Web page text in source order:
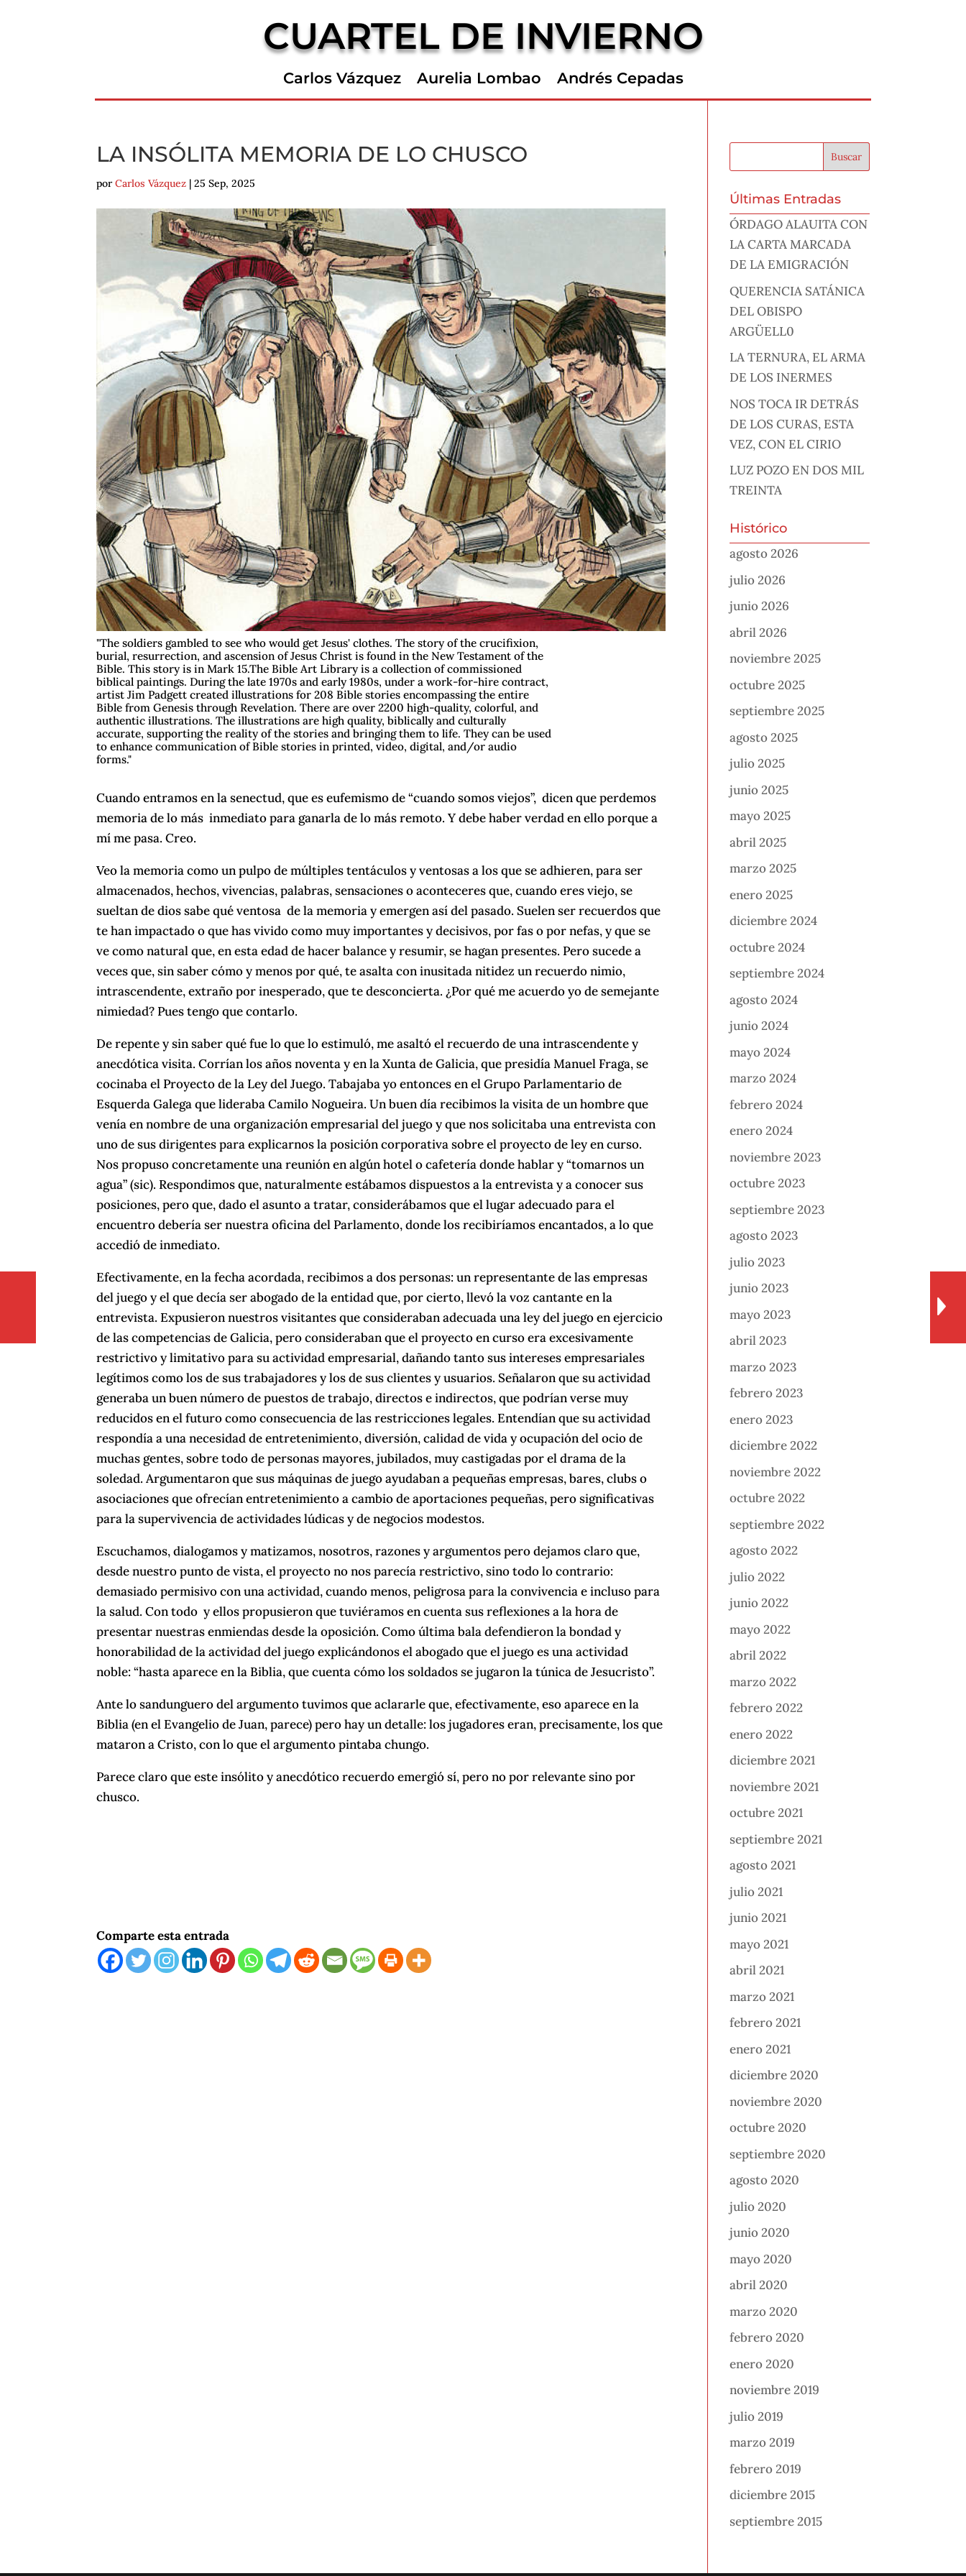
CUARTEL DE INVIERNO
Carlos Vázquez Aurelia Lombao Andrés Cepadas
LA INSÓLITA MEMORIA DE LO CHUSCO
porCarlos Vázquez |25 Sep, 2025
"The soldiers gambled to see who would get Jesus' clothes. The story of the crucifixion,
burial, resurrection, and ascension of Jesus Christ is found in the New Testament of the
Bible. This story is in Mark 15.The Bible Art Library is a collection of commissioned
biblical paintings. During the late 1970s and early 1980s, under a work-for-hire contract,
artist Jim Padgett created illustrations for 208 Bible stories encompassing the entire
Bible from Genesis through Revelation. There are over 2200 high-quality, colorful, and
authentic illustrations. The illustrations are high quality, biblically and culturally
accurate, supporting the reality of the stories and bringing them to life. They can be used
to enhance communication of Bible stories in printed, video, digital, and/or audio
forms."
Cuando entramos en la senectud, que es eufemismo de “cuando somos viejos”, dicen que perdemos
memoria de lo más inmediato para ganarla de lo más remoto. Y debe haber verdad en ello porque a
mí me pasa. Creo.
Veo la memoria como un pulpo de múltiples tentáculos y ventosas a los que se adhieren, para ser
almacenados, hechos, vivencias, palabras, sensaciones o aconteceres que, cuando eres viejo, se
sueltan de dios sabe qué ventosa de la memoria y emergen así del pasado. Suelen ser recuerdos que
te han impactado o que has vivido como muy importantes y decisivos, por fas o por nefas, y que se
ve como natural que, en esta edad de hacer balance y resumir, se hagan presentes. Pero sucede a
veces que, sin saber cómo y menos por qué, te asalta con inusitada nitidez un recuerdo nimio,
intrascendente, extraño por inesperado, que te desconcierta. ¿Por qué me acuerdo yo de semejante
nimiedad? Pues tengo que contarlo.
De repente y sin saber qué fue lo que lo estimuló, me asaltó el recuerdo de una intrascendente y
anecdótica visita. Corrían los años noventa y en la Xunta de Galicia, que presidía Manuel Fraga, se
cocinaba el Proyecto de la Ley del Juego. Tabajaba yo entonces en el Grupo Parlamentario de
Esquerda Galega que lideraba Camilo Nogueira. Un buen día recibimos la visita de un hombre que
venía en nombre de una organización empresarial del juego y que nos solicitaba una entrevista con
uno de sus dirigentes para explicarnos la posición corporativa sobre el proyecto de ley en curso.
Nos propuso concretamente una reunión en algún hotel o cafetería donde hablar y “tomarnos un
agua” (sic). Respondimos que, naturalmente estábamos dispuestos a la entrevista y a conocer sus
posiciones, pero que, dado el asunto a tratar, considerábamos que el lugar adecuado para el
encuentro debería ser nuestra oficina del Parlamento, donde los recibiríamos encantados, a lo que
accedió de inmediato.
Efectivamente, en la fecha acordada, recibimos a dos personas: un representante de las empresas
del juego y el que decía ser abogado de la entidad que, por cierto, llevó la voz cantante en la
entrevista. Expusieron nuestros visitantes que consideraban adecuada una ley del juego en ejercicio
de las competencias de Galicia, pero consideraban que el proyecto en curso era excesivamente
restrictivo y limitativo para su actividad empresarial, dañando tanto sus intereses empresariales
legítimos como los de sus trabajadores y los de sus clientes y usuarios. Señalaron que su actividad
generaba un buen número de puestos de trabajo, directos e indirectos, que podrían verse muy
reducidos en el futuro como consecuencia de las restricciones legales. Entendían que su actividad
respondía a una necesidad de entretenimiento, diversión, calidad de vida y ocupación del ocio de
muchas gentes, sobre todo de personas mayores, jubilados, muy castigadas por el drama de la
soledad. Argumentaron que sus máquinas de juego ayudaban a pequeñas empresas, bares, clubs o
asociaciones que ofrecían entretenimiento a cambio de aportaciones pequeñas, pero significativas
para la supervivencia de actividades lúdicas y de negocios modestos.
Escuchamos, dialogamos y matizamos, nosotros, razones y argumentos pero dejamos claro que,
desde nuestro punto de vista, el proyecto no nos parecía restrictivo, sino todo lo contrario:
demasiado permisivo con una actividad, cuando menos, peligrosa para la convivencia e incluso para
la salud. Con todo y ellos propusieron que tuviéramos en cuenta sus reflexiones a la hora de
presentar nuestras enmiendas desde la oposición. Como última bala defendieron la bondad y
honorabilidad de la actividad del juego explicándonos el abogado que el juego es una actividad
noble: “hasta aparece en la Biblia, que cuenta cómo los soldados se jugaron la túnica de Jesucristo”.
Ante lo sandunguero del argumento tuvimos que aclararle que, efectivamente, eso aparece en la
Biblia (en el Evangelio de Juan, parece) pero hay un detalle: los jugadores eran, precisamente, los que
mataron a Cristo, con lo que el argumento pintaba chungo.
Parece claro que este insólito y anecdótico recuerdo emergió sí, pero no por relevante sino por
chusco.
Comparte esta entrada
Últimas Entradas
ÓRDAGO ALAUITA CON
LA CARTA MARCADA
DE LA EMIGRACIÓN
QUERENCIA SATÁNICA
DEL OBISPO
ARGÜELL0
LA TERNURA, EL ARMA
DE LOS INERMES
NOS TOCA IR DETRÁS
DE LOS CURAS, ESTA
VEZ, CON EL CIRIO
LUZ POZO EN DOS MIL
TREINTA
Histórico
agosto 2026
julio 2026
junio 2026
abril 2026
noviembre 2025
octubre 2025
septiembre 2025
agosto 2025
julio 2025
junio 2025
mayo 2025
abril 2025
marzo 2025
enero 2025
diciembre 2024
octubre 2024
septiembre 2024
agosto 2024
junio 2024
mayo 2024
marzo 2024
febrero 2024
enero 2024
noviembre 2023
octubre 2023
septiembre 2023
agosto 2023
julio 2023
junio 2023
mayo 2023
abril 2023
marzo 2023
febrero 2023
enero 2023
diciembre 2022
noviembre 2022
octubre 2022
septiembre 2022
agosto 2022
julio 2022
junio 2022
mayo 2022
abril 2022
marzo 2022
febrero 2022
enero 2022
diciembre 2021
noviembre 2021
octubre 2021
septiembre 2021
agosto 2021
julio 2021
junio 2021
mayo 2021
abril 2021
marzo 2021
febrero 2021
enero 2021
diciembre 2020
noviembre 2020
octubre 2020
septiembre 2020
agosto 2020
julio 2020
junio 2020
mayo 2020
abril 2020
marzo 2020
febrero 2020
enero 2020
noviembre 2019
julio 2019
marzo 2019
febrero 2019
diciembre 2015
septiembre 2015